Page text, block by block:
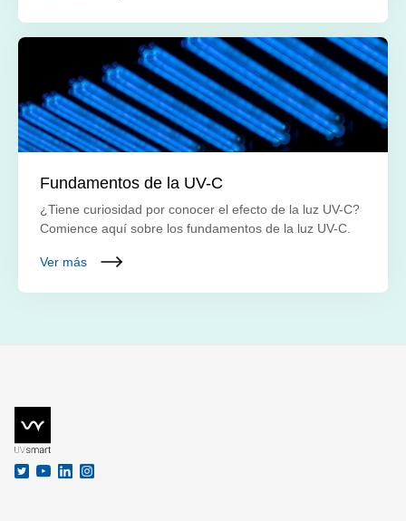
Fundamentos de la UV-C
¿Tiene curiosidad por conocer el efecto de la luz UV-C?
Comience aquí sobre los fundamentos de la luz UV-C.
Ver más